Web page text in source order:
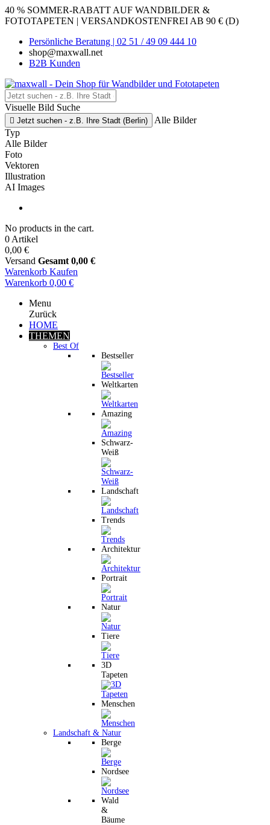
40 % SOMMER-RABATT AUF WANDBILDER &
FOTOTAPETEN | VERSANDKOSTENFREI AB 90 € (D)
Persönliche Beratung | 02 51 / 49 09 444 10
shop@maxwall.net
B2B Kunden
Visuelle Bild Suche
 Jetzt suchen - z.B. Ihre Stadt (Berlin)
Alle Bilder
Typ
Alle Bilder
Foto
Vektoren
Illustration
AI Images
No products in the cart.
0 Artikel
0,00 €
Versand Gesamt 0,00 €
Warenkorb Kaufen
Warenkorb 0,00 €
Menu
Zurück
HOME
THEMEN
Best Of
Bestseller
Weltkarten
Amazing
Schwarz-
Weiß
Landschaft
Trends
Architektur
Portrait
Natur
Tiere
3D
Tapeten
Menschen
Landschaft & Natur
Berge
Nordsee
Wald
&
Bäume